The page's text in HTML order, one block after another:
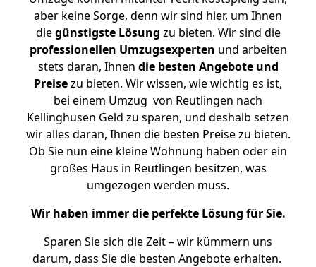
aber keine Sorge, denn wir sind hier, um Ihnen
diegünstigste Lösung zu bieten. Wir sind die
professionellen Umzugsexperten und arbeiten
stets daran, Ihnen die besten Angebote und
Preisezu bieten. Wir wissen, wie wichtig es ist,
bei einem Umzug von Reutlingen nach
Kellinghusen Geld zu sparen, und deshalb setzen
wir alles daran, Ihnen die besten Preise zu bieten.
Ob Sie nun eine kleine Wohnung haben oder ein
großes Haus in Reutlingen besitzen, was
umgezogen werden muss.
Wir haben immer die perfekte Lösung für Sie.
Sparen Sie sich die Zeit – wir kümmern uns
darum, dass Sie die besten Angebote erhalten.